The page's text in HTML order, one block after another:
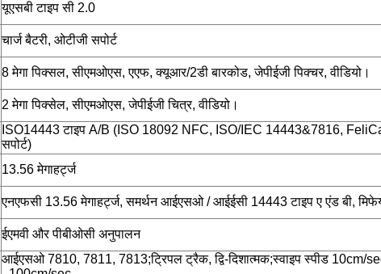
यूएसबी टाइप सी 2.0
चार्ज बैटरी, ओटीजी सपोर्ट
8 मेगा पिक्सल, सीएमओएस, एएफ, क्यूआर/2डी बारकोड, जेपीईजी पिक्चर, वीडियो।
2 मेगा पिक्सेल, सीएमओएस, जेपीईजी चित्र, वीडियो।
ISO14443 टाइप A/B (ISO 18092 NFC, ISO/IEC 14443&7816,
सपोर्ट)
13.56 मेगाहर्ट्ज
एनएफसी 13.56 मेगाहर्ट्ज, समर्थन आईएसओ / आईईसी 14443 टाइप ए एंड बी,
ईएमवी और पीबीओसी अनुपालन
आईएसओ 7810, 7811, 7813;ट्रिपल ट्रैक, द्वि-दिशात्मक;स्वाइप स्पीड 10cm/